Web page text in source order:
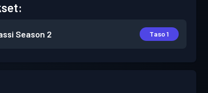
Season 2 Taso 1